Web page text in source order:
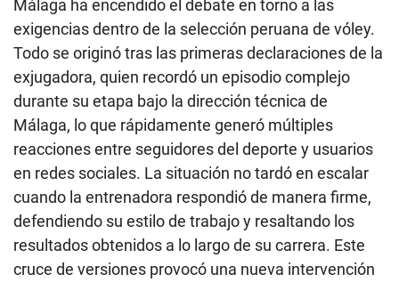
Málaga ha encendido el debate en torno a las
exigencias dentro de la selección peruana de vóley.
Todo se originó tras las primeras declaraciones de la
exjugadora, quien recordó un episodio complejo
durante su etapa bajo la dirección técnica de
Málaga, lo que rápidamente generó múltiples
reacciones entre seguidores del deporte y usuarios
en redes sociales. La situación no tardó en escalar
cuando la entrenadora respondió de manera firme,
defendiendo su estilo de trabajo y resaltando los
resultados obtenidos a lo largo de su carrera. Este
cruce de versiones provocó una nueva intervención